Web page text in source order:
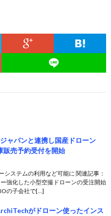
ャパンと連携し国産ドローン
販売予約受付を開始
システムの利用など可能に 関連記事：
強化した小型空撮ドローンの受注開始
の子会社で[…]
がドローン使ったインス